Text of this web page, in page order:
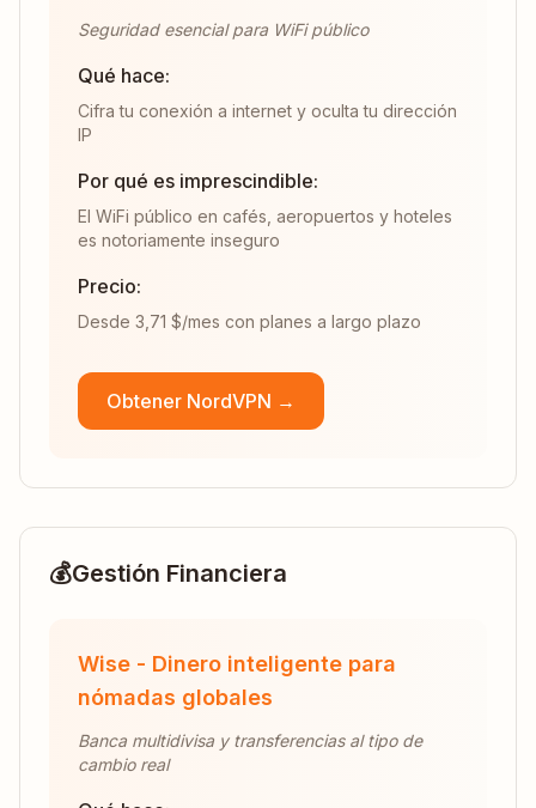
Seguridad esencial para WiFi público
Qué hace:
Cifra tu conexión a internet y oculta tu dirección
IP
Por qué es imprescindible:
El WiFi público en cafés, aeropuertos y hoteles
es notoriamente inseguro
Precio:
Desde 3,71 $/mes con planes a largo plazo
Obtener NordVPN →
💰Gestión Financiera
Wise - Dinero inteligente para
nómadas globales
Banca multidivisa y transferencias al tipo de
cambio real